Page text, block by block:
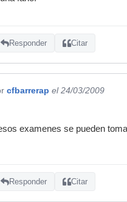
Responder Citar
cfbarrerap el 24/03/2009
examenes se pueden
Responder Citar